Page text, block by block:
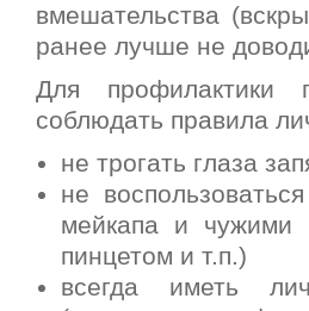
вмешательства
ранее лучше не
Для профилактики
соблюдать правила
не трогать глаза
не
мейкапа и чужими
пинцетом и т.п.)
всегда иметь